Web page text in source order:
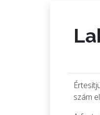
szám